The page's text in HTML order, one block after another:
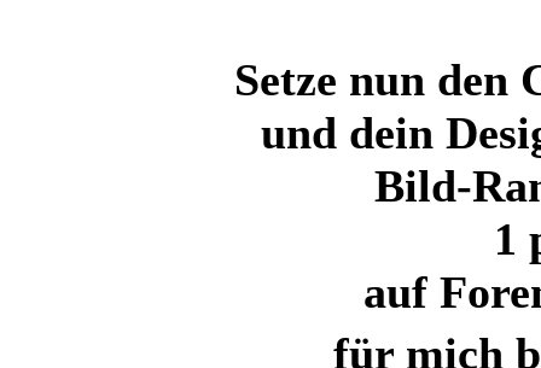
Setze nun den
und dein
Bild-
1
auf
für mich